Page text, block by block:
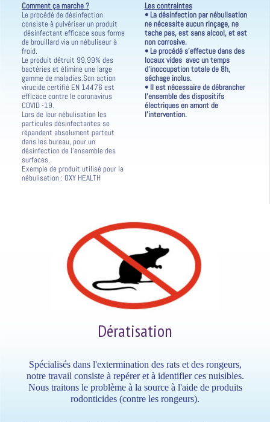
Comment ça marche ?
Le procédé de désinfection
consiste à pulvériser un produit
désinfectant efficace sous forme
de brouillard via un nébuliseur à
froid.
Le produit détruit 99,99% des
bactéries et élimine une large
gamme de maladies.Son action
virucide certifié EN 14476 est
efficace contre le coronavirus
COVID -19.
Lors de leur nébulisation les
particules désinfectantes se
répandent absolument partout
dans les bureau, pour un
désinfection de l'ensemble des
surfaces.
Exemple de produit utilisé pour la
nébulisation : OXY HEALTH
Les contraintes
• La désinfection par nébulisation
ne nécessite aucun rinçage, ne
tache pas, est sans alcool, et est
non corrosive.
• Le procédé s'effectue dans des
locaux vides avec un temps
d'inoccupation totale de 8h,
séchage inclus.
• Il est nécessaire de débrancher
l'ensemble des dispositifs
électriques en amont de
l'intervention.
Dératisation
Spécialisés dans l'extermination des rats et des rongeurs,
notre travail consiste à repérer et à identifier ces nuisibles.
Nous traitons le problème à la source à l'aide de produits
rodonticides (contre les rongeurs).